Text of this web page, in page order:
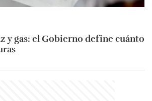
y gas: el Gobierno define cuánto